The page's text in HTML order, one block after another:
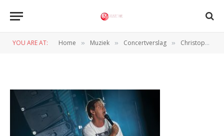
YOU ARE AT: Home » Muziek » Concertverslag » Christopher en meer, Nibe Festival Dag 2
03072025-Martin_Damgaard (5